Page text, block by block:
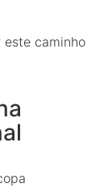
este caminho